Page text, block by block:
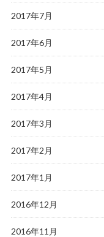
2017年7月
2017年6月
2017年5月
2017年4月
2017年3月
2017年2月
2017年1月
2016年12月
2016年11月